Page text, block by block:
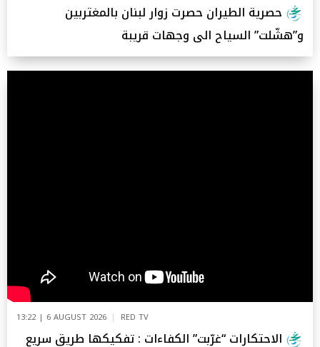
حصرية الطيران حصرت زوار لبنان بالمغتربين
و”هشّلت” السياح الى وجهات قريبة
13:22 | 6 AUGUST 2026 RED TV
الاحتكارات “غرّبت” الكفاءات : تفكيكها طريق سريع